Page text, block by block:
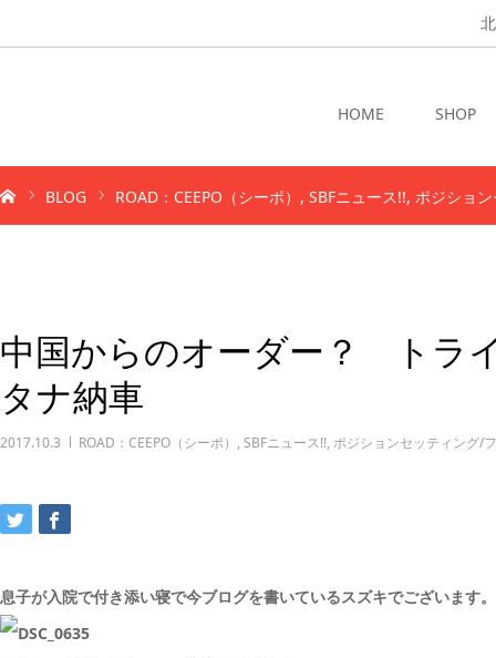
HOME SHOP
BLOG ROAD：CEEPO（シーポ） SBFニュース!! ポジショ
中国からのオーダー？ トラ
タナ納車
2017.10.3 ROAD：CEEPO（シーポ） , SBFニュース!!, ポジションセッティング/
息子が入院で付き添い寝で今ブログを書いているスズキでございます。